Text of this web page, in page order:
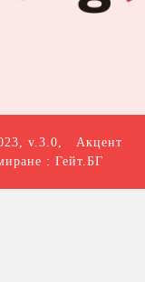
v.3.0, Акцент
: Гейт.БГ